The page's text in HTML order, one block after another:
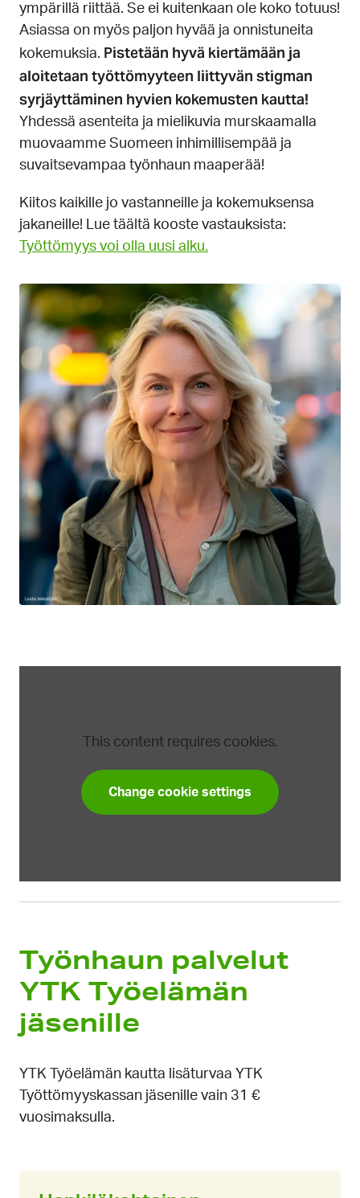
l
i
d
i
a
ympärillä riittää. Se ei kuitenkaan ole koko totuus!
Asiassa on myös paljon hyvää ja onnistuneita
kokemuksia. Pistetään hyvä kiertämään ja
aloitetaan työttömyyteen liittyvän stigman
syrjäyttäminen hyvien kokemusten kautta!
Yhdessä asenteita ja mielikuvia murskaamalla
muovaamme Suomeen inhimillisempää ja
suvaitsevampaa työnhaun maaperää!
Kiitos kaikille jo vastanneille ja kokemuksensa
jakaneille! Lue täältä kooste vastauksista:
Työttömyys voi olla uusi alku.
This content requires cookies.
Change cookie settings
Työnhaun palvelut
YTK Työelämän
jäsenille
YTK Työelämän kautta lisäturvaa YTK
Työttömyyskassan jäsenille vain 31 €
vuosimaksulla.